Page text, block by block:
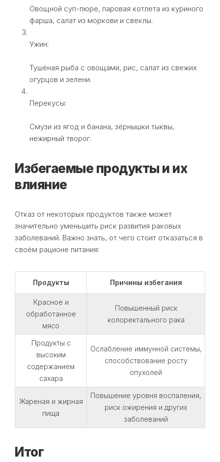
Овощной суп-пюре, паровая котлета из куриного
фарша, салат из моркови и свеклы.
Ужин:
Тушёная рыба с овощами, рис, салат из свежих
огурцов и зелени.
Перекусы:
Смузи из ягод и банана, зёрнышки тыквы,
нежирный творог.
Избегаемые продукты и их
влияние
Отказ от некоторых продуктов также может
значительно уменьшить риск развития раковых
заболеваний. Важно знать, от чего стоит отказаться в
своём рационе питания:
Продукты Причины избегания
Красное и
обработанное
мясо
Повышенный риск
колоректального рака
Продукты с
высоким
содержанием
сахара
Ослабление иммунной системы,
способствование росту
опухолей
Жареная и жирная
пища
Повышение уровня воспаления,
риск ожирения и других
заболеваний
Итог